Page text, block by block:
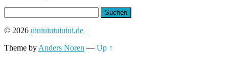
nach:
© 2026 uiuiuiuiuiuiui.de
Theme by Anders Noren — Up ↑